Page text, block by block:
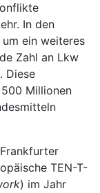
In den
ein weiteres
Zahl an Lkw
Diese
Millionen
TEN-T-
) im Jahr